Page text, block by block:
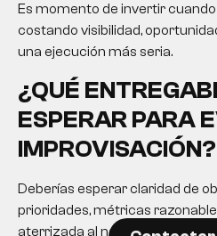
Es momento de invertir
costando visibilidad,
una ejecución más seria.
¿QUÉ
ESPERAR PARA
IMPROVISACIÓN?
Deberías esperar claridad de
prioridades, métricas
aterrizada al negocio.